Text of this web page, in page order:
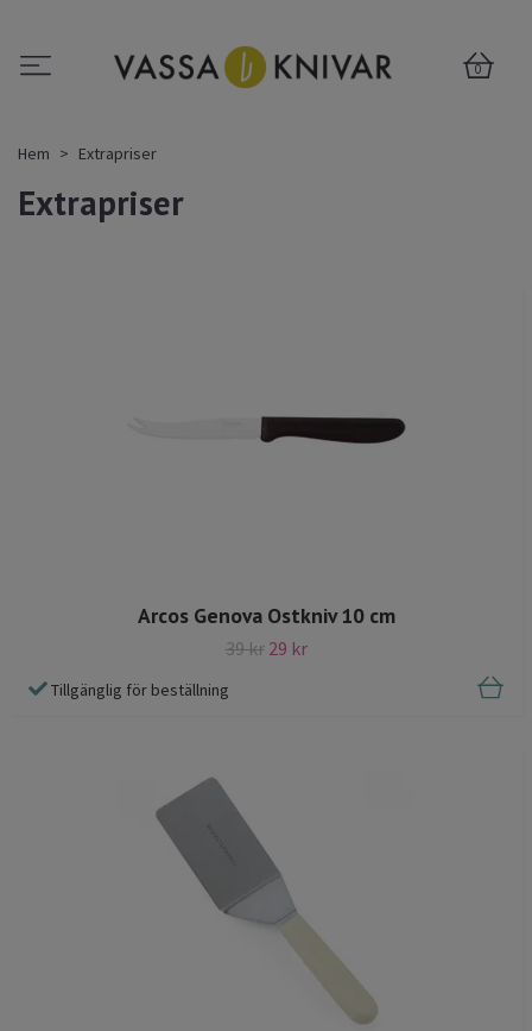
0
Hem Extrapriser
Extrapriser
Arcos Genova Ostkniv 10 cm
39 kr 29 kr
Tillgänglig för beställning